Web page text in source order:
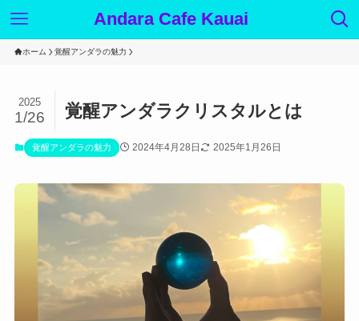
Andara Cafe Kauai
ホーム 覚醒アンダラの魅力
覚醒アンダラクリスタルとは
2025
1/26
覚醒アンダラの魅力 2024年4月28日 2025年1月26日